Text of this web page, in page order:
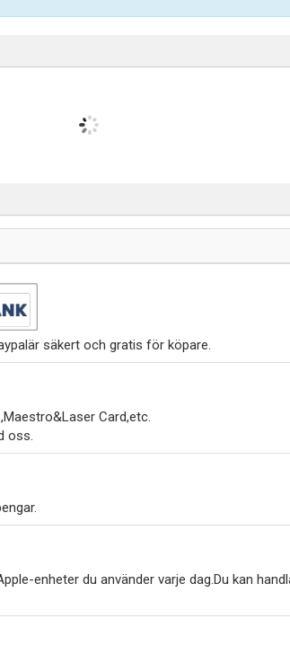
säkert och gratis för köpare.
Card,etc.
oss.
enheter du använder varje dag.Du kan